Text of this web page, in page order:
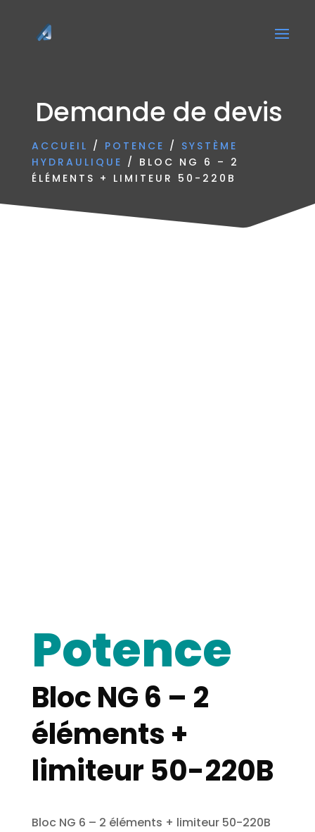
Demande de devis
ACCUEIL / POTENCE / SYSTÈME
HYDRAULIQUE / BLOC NG 6 – 2
ÉLÉMENTS + LIMITEUR 50-220B
Potence
Bloc NG 6 – 2
éléments +
limiteur 50-220B
Bloc NG 6 – 2 éléments + limiteur 50-220B